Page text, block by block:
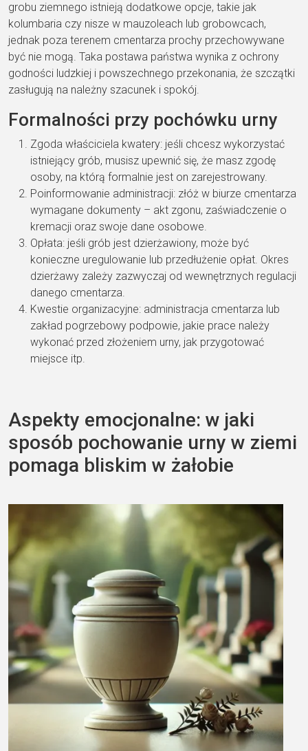
grobu ziemnego istnieją dodatkowe opcje, takie jak
kolumbaria czy nisze w mauzoleach lub grobowcach,
jednak poza terenem cmentarza prochy przechowywane
być nie mogą. Taka postawa państwa wynika z ochrony
godności ludzkiej i powszechnego przekonania, że szczątki
zasługują na należny szacunek i spokój.
Formalności przy pochówku urny
Zgoda właściciela kwatery: jeśli chcesz wykorzystać
istniejący grób, musisz upewnić się, że masz zgodę
osoby, na którą formalnie jest on zarejestrowany.
Poinformowanie administracji: złóż w biurze cmentarza
wymagane dokumenty – akt zgonu, zaświadczenie o
kremacji oraz swoje dane osobowe.
Opłata: jeśli grób jest dzierżawiony, może być
konieczne uregulowanie lub przedłużenie opłat. Okres
dzierżawy zależy zazwyczaj od wewnętrznych regulacji
danego cmentarza.
Kwestie organizacyjne: administracja cmentarza lub
zakład pogrzebowy podpowie, jakie prace należy
wykonać przed złożeniem urny, jak przygotować
miejsce itp.
Aspekty emocjonalne: w jaki
sposób pochowanie urny w ziemi
pomaga bliskim w żałobie